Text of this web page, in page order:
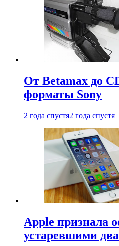
От Betamax до
форматы Sony
2 года спустя2 года спустя
Apple признала
устаревшими